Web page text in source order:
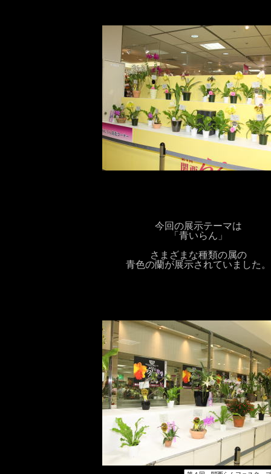
今回の展示テーマは
「青いらん」
さまざまな種類の属の
青色の蘭が展示されていました。